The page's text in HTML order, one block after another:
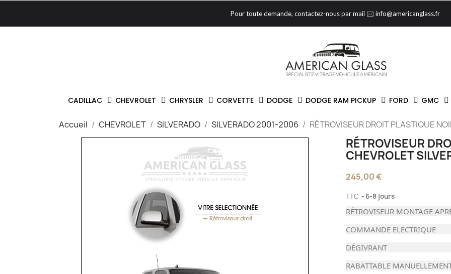
Pour toute demande, contactez-nous par mail 🖂 info@americanglass.fr
CADILLAC CHEVROLET CHRYSLER CORVETTE DODGE DODGE RAM PICKUP FORD GMC
Accueil CHEVROLET SILVERADO SILVERADO 2001-2006 RÉTROVISEUR DROIT PLASTIQUE
RÉTROVISEUR
CHEVROLET
245,00 €
TTC 6-8 jours
RÉTROVISEUR MONTAGE
COMMANDE ELECTRIQUE
DÉGIVRANT
RABATTABLE